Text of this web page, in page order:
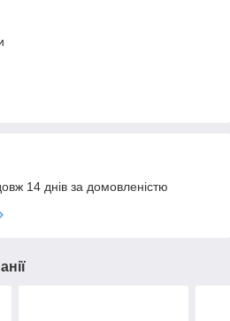
14 днів за домовленістю